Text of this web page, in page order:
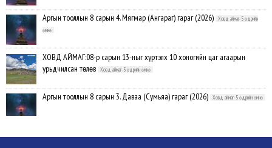
Аргын тооллын 8 сарын 4. Мягмар (Ангараг) гараг (2026)
Ховд аймаг-5 өдрийн
өмнө
ХОВД АЙМАГ:08-р сарын 13-ныг хүртэлх 10 хоногийн цаг агаарын
урьдчилсан төлөв
Ховд аймаг-5 өдрийн өмнө
Аргын тооллын 8 сарын 3. Даваа (Сумьяа) гараг (2026) Ховд аймаг-5 өдрийн өмнө
Хүндэтгэлийн барилдаанд 64 бөх оролцлоо Ховд аймаг-8/3/2026